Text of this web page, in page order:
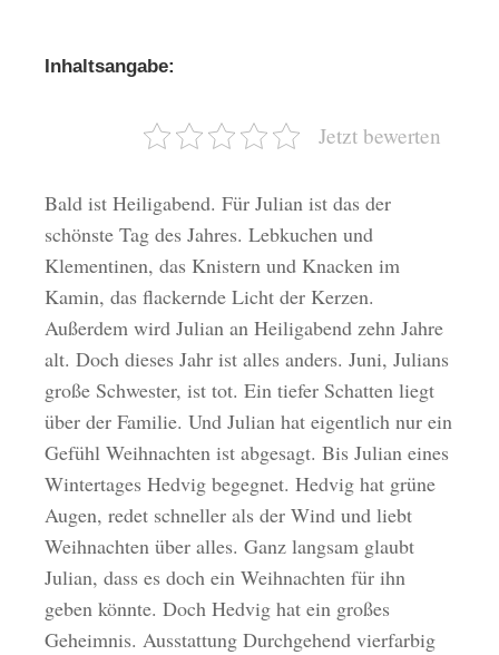
Inhaltsangabe:
Jetzt bewerten
Bald ist Heiligabend. Für Julian ist das der
schönste Tag des Jahres. Lebkuchen und
Klementinen, das Knistern und Knacken im
Kamin, das flackernde Licht der Kerzen.
Außerdem wird Julian an Heiligabend zehn Jahre
alt. Doch dieses Jahr ist alles anders. Juni, Julians
große Schwester, ist tot. Ein tiefer Schatten liegt
über der Familie. Und Julian hat eigentlich nur ein
Gefühl Weihnachten ist abgesagt. Bis Julian eines
Wintertages Hedvig begegnet. Hedvig hat grüne
Augen, redet schneller als der Wind und liebt
Weihnachten über alles. Ganz langsam glaubt
Julian, dass es doch ein Weihnachten für ihn
geben könnte. Doch Hedvig hat ein großes
Geheimnis. Ausstattung Durchgehend vierfarbig